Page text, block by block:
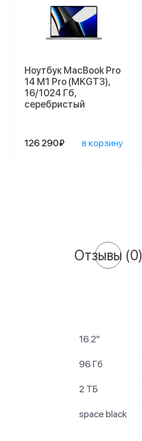
Ноутбук MacBook Pro
14 M1 Pro (MKGT3),
16/1024 Гб,
серебристый
126 290₽ в корзину
Отзывы (0)
16.2"
96 Гб
2 ТБ
space black